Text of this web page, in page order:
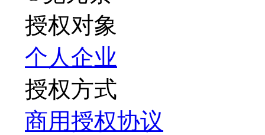
授权对象
个人企业
授权方式
商用授权协议